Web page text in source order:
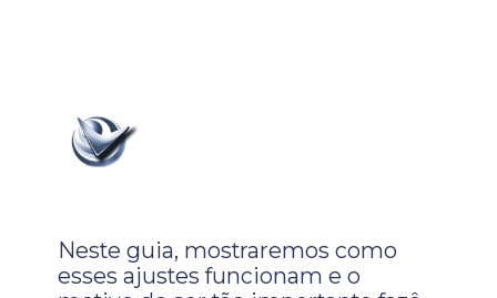
Neste guia, mostraremos como
esses ajustes funcionam e o